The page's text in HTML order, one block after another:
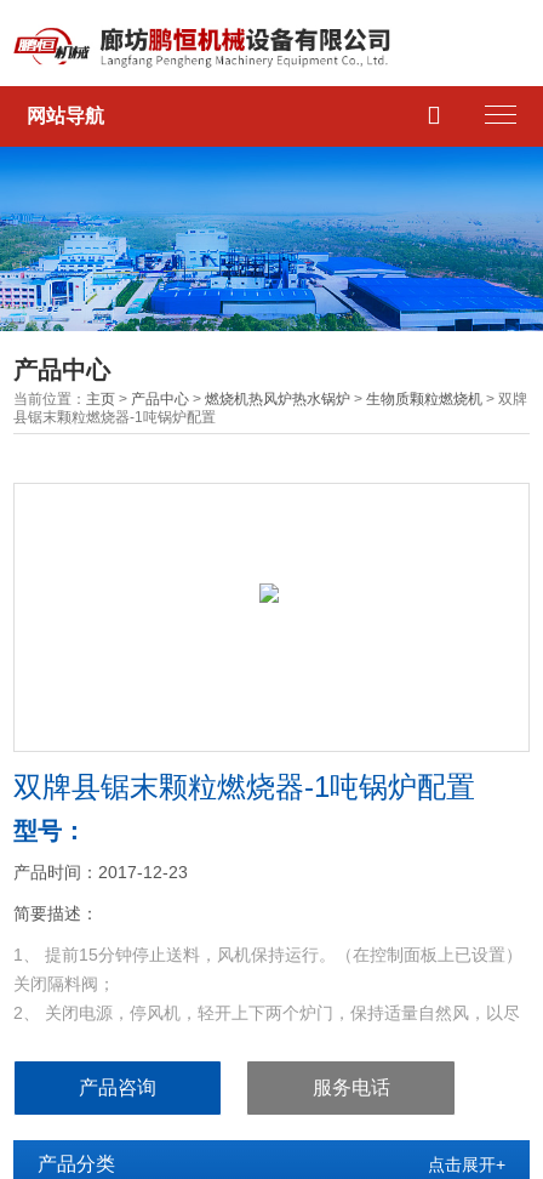
网站导航 
产品中心
当前位置： 主页 > 产品中心 >燃烧机热风炉热水锅炉 >生物质颗粒燃烧机 > 双牌
县锯末颗粒燃烧器-1吨锅炉配置
双牌县锯末颗粒燃烧器-1吨锅炉配置
型号：
产品时间：2017-12-23
简要描述：
1、 提前15分钟停止送料，风机保持运行。（在控制面板上已设置）
关闭隔料阀；
2、 关闭电源，停风机，轻开上下两个炉门，保持适量自然风，以尽
产品咨询 服务电话
产品分类 点击展开+